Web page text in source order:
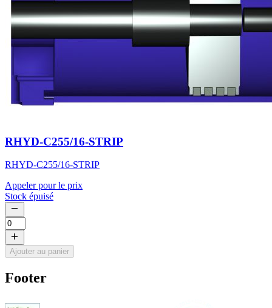
RHYD-C255/16-STRIP
RHYD-C255/16-STRIP
Appeler pour le prix
Stock épuisé
Ajouter au panier
Footer